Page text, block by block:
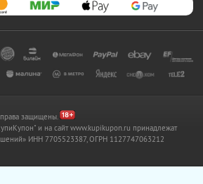
защищены.
и на сайт www.kupikupon.ru принадлежат
ИНН 7705523387, ОГРН 1127747063212